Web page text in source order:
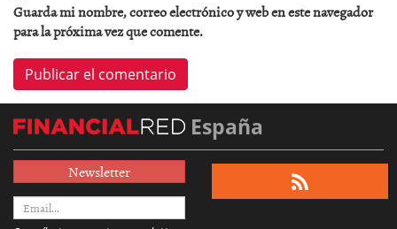
Guarda mi nombre, correo electrónico y web en este navegador
para la próxima vez que comente.
España
Newsletter